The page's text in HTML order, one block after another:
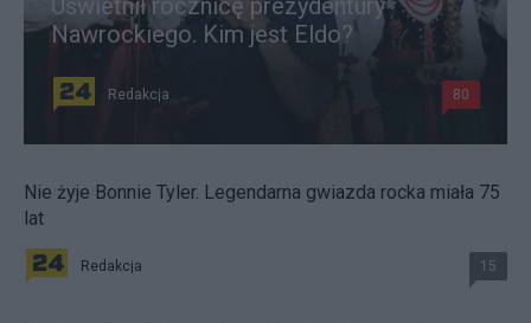
Nawrockiego. Kim jest Eldo?
Redakcja 80
Nie żyje Bonnie Tyler. Legendarna gwiazda rocka miała 75
lat
Redakcja 15